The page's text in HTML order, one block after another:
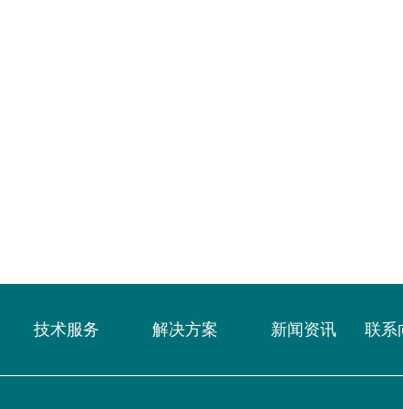
技术服务 解决方案 新闻资讯 联系